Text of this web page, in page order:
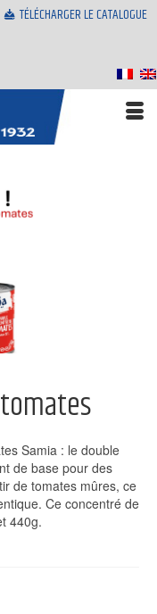
TÉLÉCHARGER LE CATALOGUE
Samia : le double
de base pour des
de tomates mûres, ce
Ce concentré de
440g.